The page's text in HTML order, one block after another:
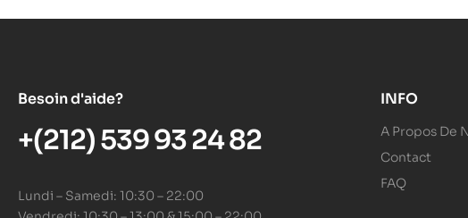
Besoin d'aide?
+(212) 539 93 24 82
Lundi – Samedi: 10:30 – 22:00
INFO
A Propos De
Contact
FAQ